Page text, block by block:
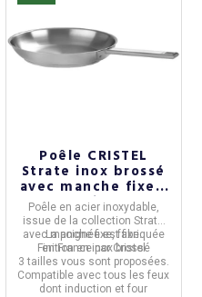
(9 avis)
Poêle CRISTEL
Strate inox brossé
avec manche fixe -
3 tailles
Poêle en acier inoxydable,
issue de la collectionStrate
avec manche fixe, fabriquée
enFranceparCristel
La poignée estfixe.
Finition eninox brossé
3 tailles vous sont proposées.
Compatible avec tous les feux
dont induction et four